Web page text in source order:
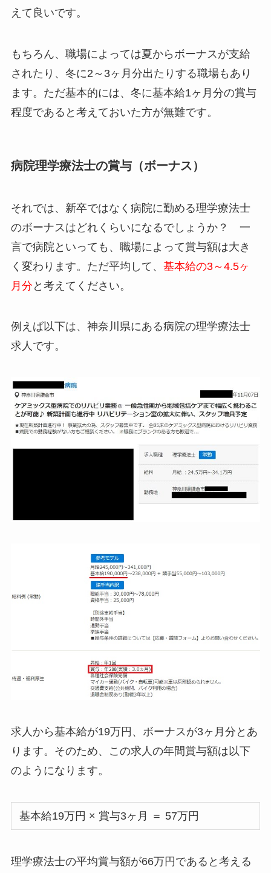
えて良いです。
もちろん、職場によっては夏からボーナスが支給
されたり、冬に2～3ヶ月分出たりする職場もあり
ます。ただ基本的には、冬に基本給1ヶ月分の賞与
程度であると考えておいた方が無難です。
病院理学療法士の賞与（ボーナス）
それでは、新卒ではなく病院に勤める理学療法士
のボーナスはどれくらいになるでしょうか？ 一
言で病院といっても、職場によって賞与額は大き
く変わります。ただ平均して、 基本給の3～4.5ヶ
月分 と考えてください。
例えば以下は、神奈川県にある病院の理学療法士
求人です。
求人から基本給が19万円、ボーナスが3ヶ月分とあ
ります。そのため、この求人の年間賞与額は以下
のようになります。
基本給19万円 × 賞与3ヶ月 ＝ 57万円
理学療法士の平均賞与額が66万円であると考える